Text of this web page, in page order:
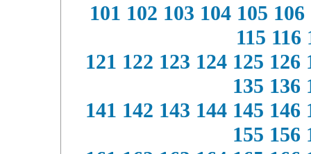
101 102 103 104 105 106
115 116
121 122 123 124 125 126
135 136
141 142 143 144 145 146
155 156